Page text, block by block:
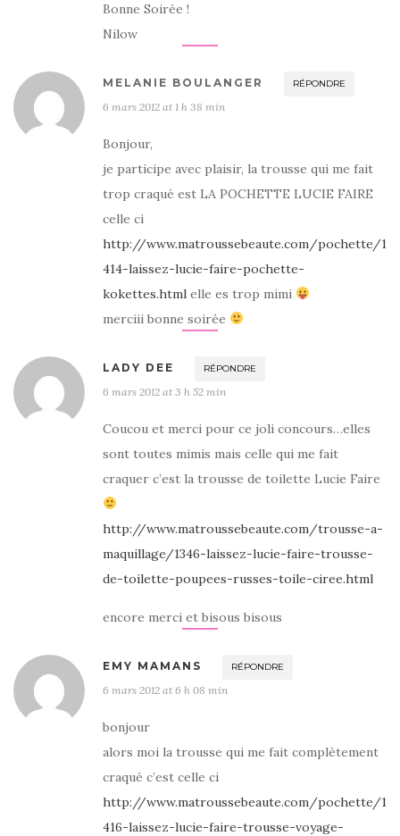
Bonne Soirée !
Nilow
MELANIE BOULANGER RÉPONDRE
6 mars 2012 at 1 h 38 min
Bonjour,
je participe avec plaisir, la trousse qui me fait
trop craqué est LA POCHETTE LUCIE FAIRE
celle ci
http://www.matroussebeaute.com/pochette/1
414-laissez-lucie-faire-pochette-
kokettes.html elle es trop mimi
merciii bonne soirée
LADY DEE RÉPONDRE
6 mars 2012 at 3 h 52 min
Coucou et merci pour ce joli concours…elles
sont toutes mimis mais celle qui me fait
craquer c’est la trousse de toilette Lucie Faire
http://www.matroussebeaute.com/trousse-a-
maquillage/1346-laissez-lucie-faire-trousse-
de-toilette-poupees-russes-toile-ciree.html
encore merci et bisous bisous
EMY MAMANS RÉPONDRE
6 mars 2012 at 6 h 08 min
bonjour
alors moi la trousse qui me fait complètement
craqué c’est celle ci
http://www.matroussebeaute.com/pochette/1
416-laissez-lucie-faire-trousse-voyage-